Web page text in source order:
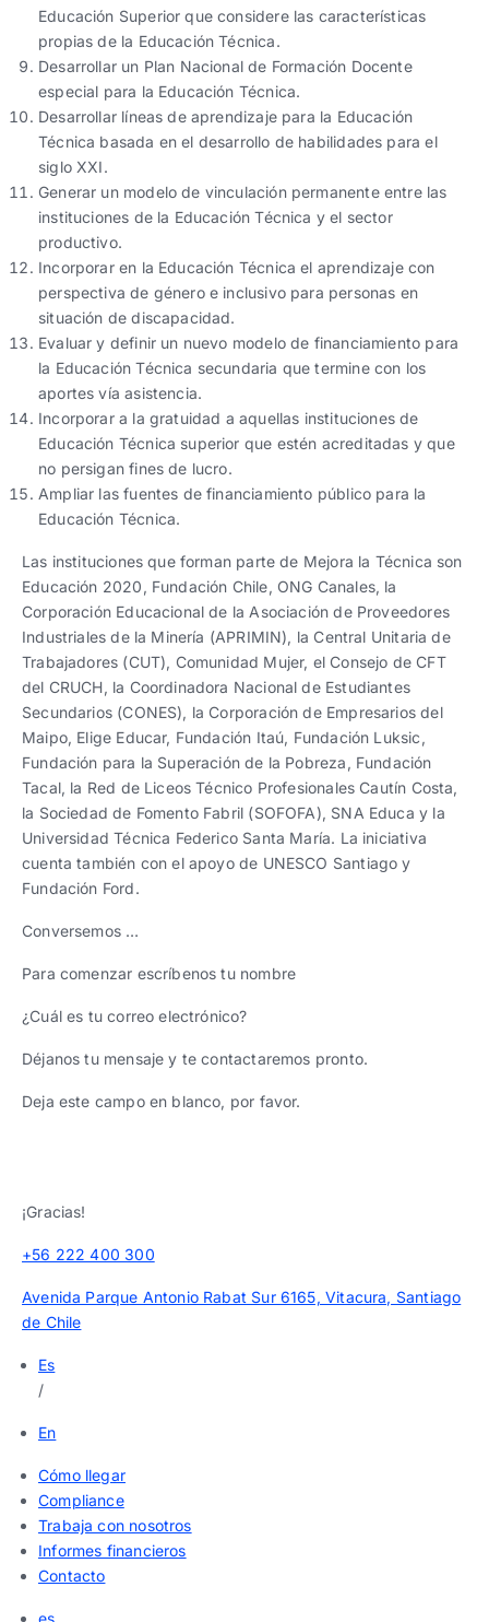
Educación Superior que considere las características
propias de la Educación Técnica.
Desarrollar un Plan Nacional de Formación Docente
especial para la Educación Técnica.
Desarrollar líneas de aprendizaje para la Educación
Técnica basada en el desarrollo de habilidades para el
siglo XXI.
Generar un modelo de vinculación permanente entre las
instituciones de la Educación Técnica y el sector
productivo.
Incorporar en la Educación Técnica el aprendizaje con
perspectiva de género e inclusivo para personas en
situación de discapacidad.
Evaluar y definir un nuevo modelo de financiamiento para
la Educación Técnica secundaria que termine con los
aportes vía asistencia.
Incorporar a la gratuidad a aquellas instituciones de
Educación Técnica superior que estén acreditadas y que
no persigan fines de lucro.
Ampliar las fuentes de financiamiento público para la
Educación Técnica.
Las instituciones que forman parte de Mejora la Técnica son
Educación 2020, Fundación Chile, ONG Canales, la
Corporación Educacional de la Asociación de Proveedores
Industriales de la Minería (APRIMIN), la Central Unitaria de
Trabajadores (CUT), Comunidad Mujer, el Consejo de CFT
del CRUCH, la Coordinadora Nacional de Estudiantes
Secundarios (CONES), la Corporación de Empresarios del
Maipo, Elige Educar, Fundación Itaú, Fundación Luksic,
Fundación para la Superación de la Pobreza, Fundación
Tacal, la Red de Liceos Técnico Profesionales Cautín Costa,
la Sociedad de Fomento Fabril (SOFOFA), SNA Educa y la
Universidad Técnica Federico Santa María. La iniciativa
cuenta también con el apoyo de UNESCO Santiago y
Fundación Ford.
Conversemos …
Para comenzar escríbenos tu nombre
¿Cuál es tu correo electrónico?
Déjanos tu mensaje y te contactaremos pronto.
Deja este campo en blanco, por favor.
¡Gracias!
+56 222 400 300
Avenida Parque Antonio Rabat Sur 6165, Vitacura, Santiago
de Chile
Es
/
En
Cómo llegar
Compliance
Trabaja con nosotros
Informes financieros
Contacto
es